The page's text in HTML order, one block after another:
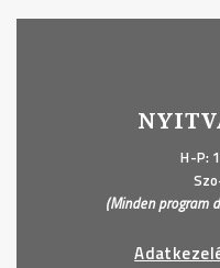
H-P:
(Minden program